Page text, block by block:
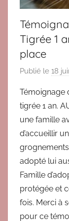
T
m
g
n
a
g
o
p
Tigrée 1
place
Publié le 18
Témoignage
tigrée 1 an.
une famille
d’accueillir
adopté lui
Famille
protégée et
fois. Merci à
pour ce